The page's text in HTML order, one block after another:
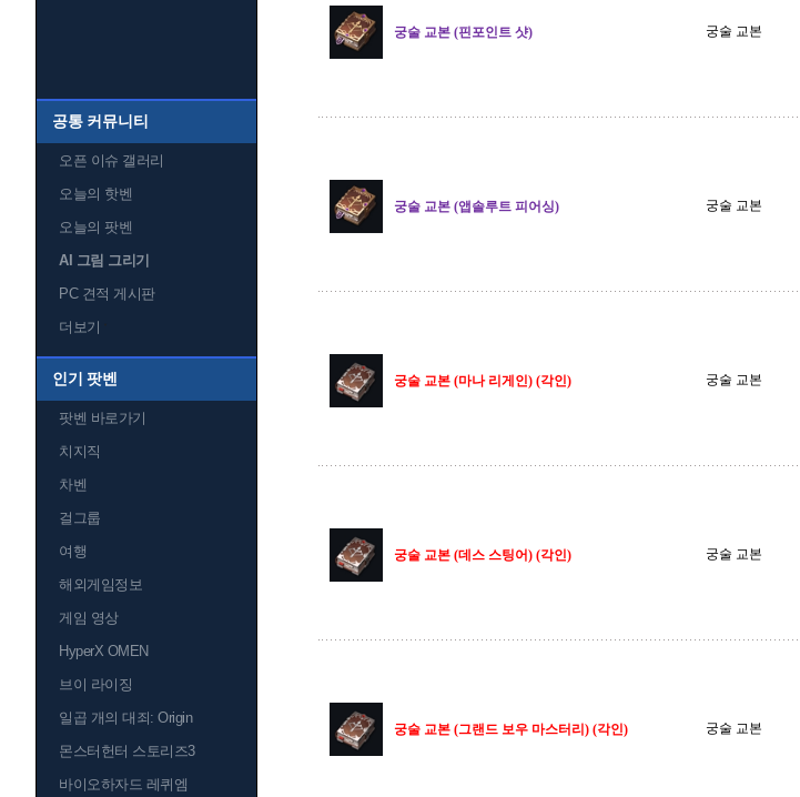
공통 커뮤니티
오픈 이슈 갤러리
오늘의 핫벤
오늘의 팟벤
AI 그림 그리기
PC 견적 게시판
더보기
인기 팟벤
팟벤 바로가기
치지직
차벤
걸그룹
여행
해외게임정보
게임 영상
HyperX OMEN
브이 라이징
일곱 개의 대죄: Origin
몬스터헌터 스토리즈3
바이오하자드 레퀴엠
궁술 교본 (핀포인트 샷) 궁술 교본
궁술 교본 (앱솔루트 피어싱) 궁술 교본
궁술 교본 (마나 리게인) (각인) 궁술 교본
궁술 교본 (데스 스팅어) (각인) 궁술 교본
궁술 교본 (그랜드 보우 마스터리) (각인) 궁술 교본